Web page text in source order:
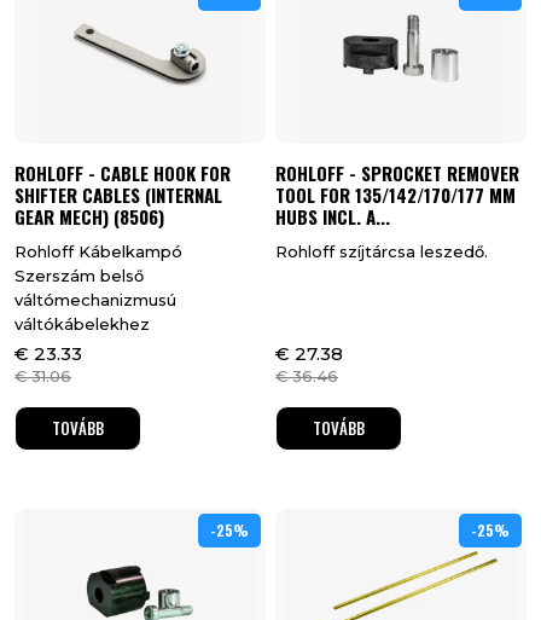
ROHLOFF - CABLE HOOK FOR
SHIFTER CABLES (INTERNAL
GEAR MECH) (8506)
Rohloff Kábelkampó
Szerszám belső
váltómechanizmusú
váltókábelekhez
€ 23.33
€31.06
TOVÁBB
ROHLOFF - SPROCKET REMOVER
TOOL FOR 135/142/170/177 MM
HUBS INCL. A...
Rohloff szíjtárcsa leszedő.
€ 27.38
€36.46
TOVÁBB
25%
-25% 25%
-25%